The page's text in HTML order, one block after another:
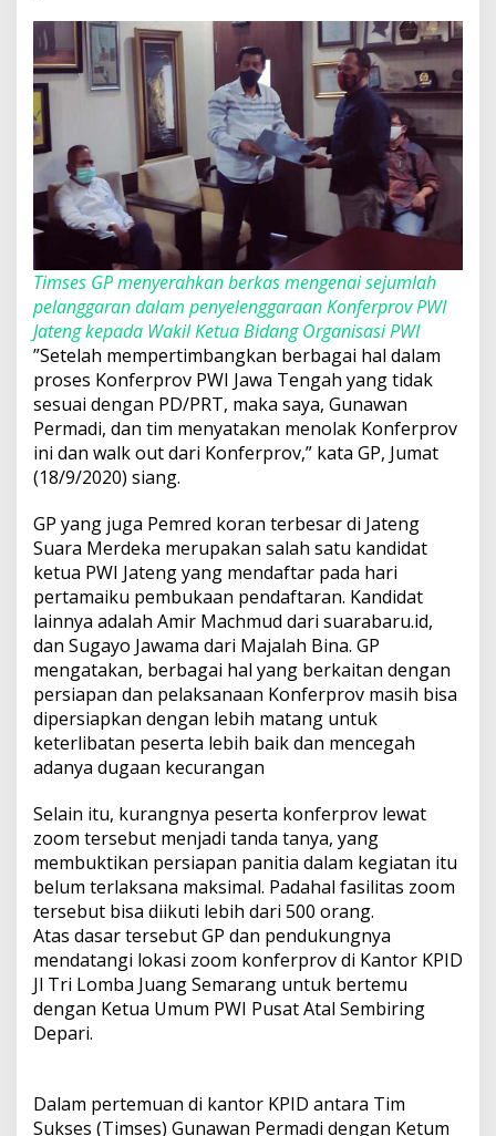
Timses GP menyerahkan berkas mengenai sejumlah
pelanggaran dalam penyelenggaraan Konferprov PWI
Jateng kepada Wakil Ketua Bidang Organisasi PWI
”Setelah mempertimbangkan berbagai hal dalam
proses Konferprov PWI Jawa Tengah yang tidak
sesuai dengan PD/PRT, maka saya, Gunawan
Permadi, dan tim menyatakan menolak Konferprov
ini dan walk out dari Konferprov,” kata GP, Jumat
(18/9/2020) siang.
GP yang juga Pemred koran terbesar di Jateng
Suara Merdeka merupakan salah satu kandidat
ketua PWI Jateng yang mendaftar pada hari
pertamaiku pembukaan pendaftaran. Kandidat
lainnya adalah Amir Machmud dari suarabaru.id,
dan Sugayo Jawama dari Majalah Bina. GP
mengatakan, berbagai hal yang berkaitan dengan
persiapan dan pelaksanaan Konferprov masih bisa
dipersiapkan dengan lebih matang untuk
keterlibatan peserta lebih baik dan mencegah
adanya dugaan kecurangan
Selain itu, kurangnya peserta konferprov lewat
zoom tersebut menjadi tanda tanya, yang
membuktikan persiapan panitia dalam kegiatan itu
belum terlaksana maksimal. Padahal fasilitas zoom
tersebut bisa diikuti lebih dari 500 orang.
Atas dasar tersebut GP dan pendukungnya
mendatangi lokasi zoom konferprov di Kantor KPID
Jl Tri Lomba Juang Semarang untuk bertemu
dengan Ketua Umum PWI Pusat Atal Sembiring
Depari.
Dalam pertemuan di kantor KPID antara Tim
Sukses (Timses) Gunawan Permadi dengan Ketum